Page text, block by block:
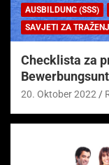
AUSBILDUNG (SSS)
SAVJETI ZA
Checklista za
20. Oktober 2022